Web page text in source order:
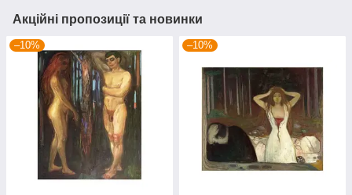
Акційні пропозиції та новинки
–10% –10%